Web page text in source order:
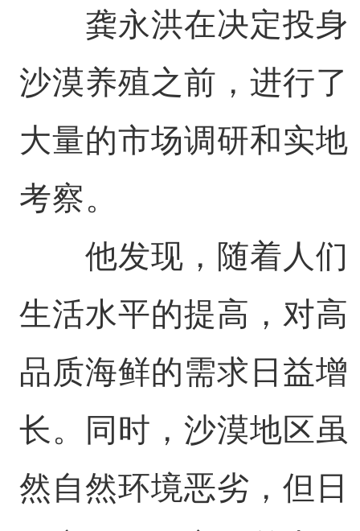
龚永洪在决定投身
沙漠养殖之前，进行了
大量的市场调研和实地
考察。
他发现，随着人们
生活水平的提高，对高
品质海鲜的需求日益增
长。同时，沙漠地区虽
然自然环境恶劣，但日